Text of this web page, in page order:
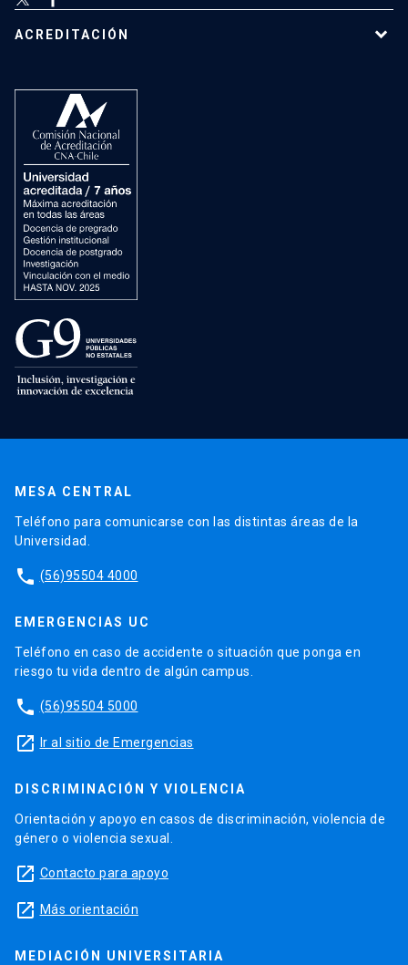
ACREDITACIÓN
MESA CENTRAL
Teléfono para comunicarse con las distintas áreas de la
Universidad.
phone (56)95504 4000
EMERGENCIAS UC
Teléfono en caso de accidente o situación que ponga en
riesgo tu vida dentro de algún campus.
phone (56)95504 5000
launch Ir al sitio de Emergencias
DISCRIMINACIÓN Y VIOLENCIA
Orientación y apoyo en casos de discriminación, violencia de
género o violencia sexual.
launch Contacto para apoyo
launch Más orientación
MEDIACIÓN UNIVERSITARIA